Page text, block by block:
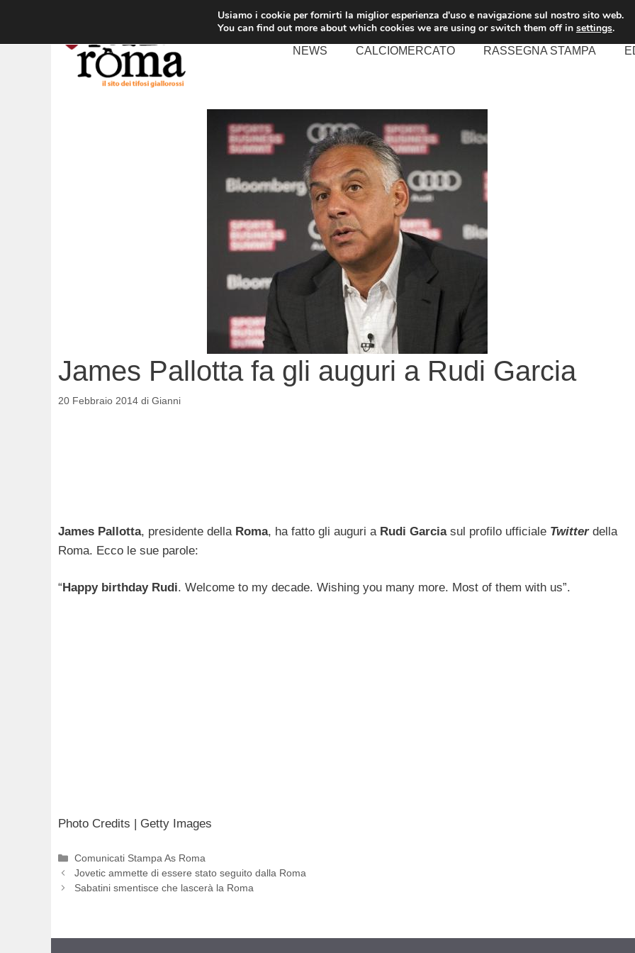
contenuto
NEWS CALCIOMERCATO RASSEGNA STAMPA
James Pallotta fa gli auguri a Rudi Garcia
20 Febbraio 2014 di Gianni
James Pallotta, presidente della Roma, ha fatto gli auguri a Rudi Garciasul profilo ufficiale Twitter della
Roma. Ecco le sue parole:
“ Happy birthday Rudi. Welcome to my decade. Wishing you many more. Most of them with us”.
Photo Credits | Getty Images
Categorie
Comunicati Stampa As Roma
Jovetic ammette di essere stato seguito dalla Roma
Sabatini smentisce che lascerà la Roma
Usiamo i cookie per fornirti la miglior esperienza d'uso e navigazione sul nostro sito web.
You can find out more about which cookies we are using or switch them off in settings.